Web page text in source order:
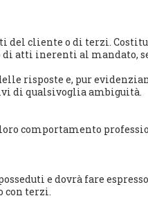
del cliente o di terzi.
atti inerenti al mandato,
risposte e, pur
di qualsivoglia ambiguità.
comportamento
e dovrà fare espresso
con terzi.